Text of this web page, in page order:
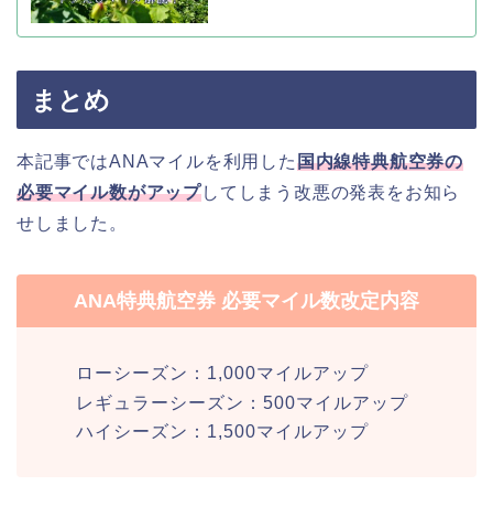
まとめ
本記事ではANAマイルを利用した国内線特典航空券の
必要マイル数がアップしてしまう改悪の発表をお知ら
せしました。
ANA特典航空券 必要マイル数改定内容
ローシーズン：1,000マイルアップ
レギュラーシーズン：500マイルアップ
ハイシーズン：1,500マイルアップ